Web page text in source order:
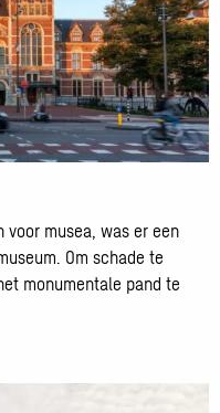
voor musea, was er een
Om schade te
monumentale pand te